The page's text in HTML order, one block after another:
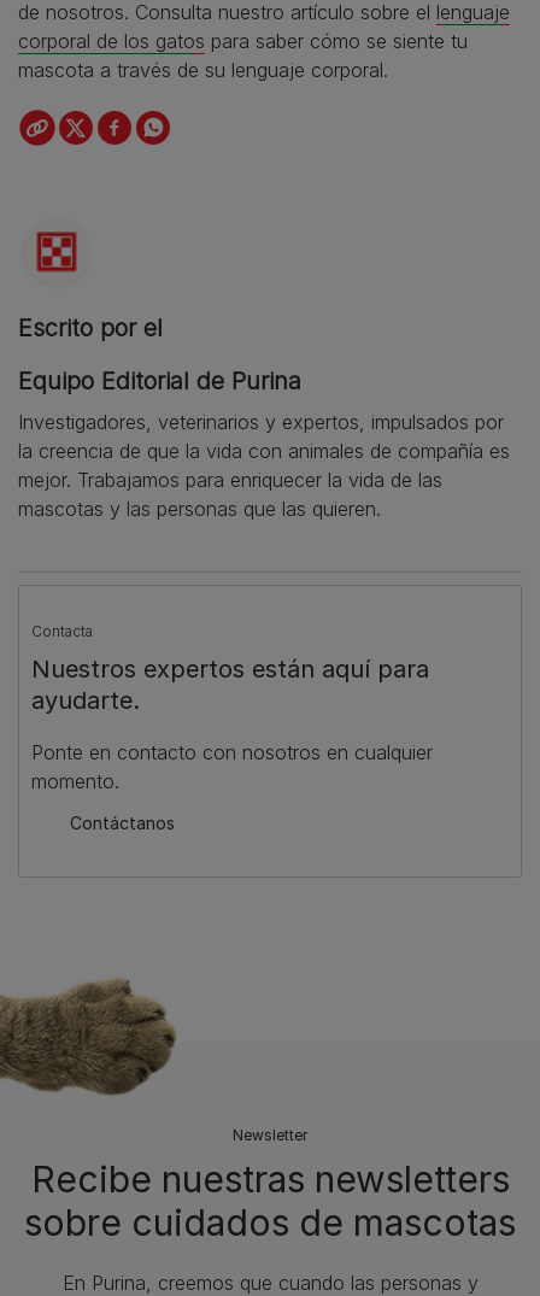
de nosotros. Consulta nuestro artículo sobre el lenguaje
corporal de los gatos para saber cómo se siente tu
mascota a través de su lenguaje corporal.
Escrito por el
Equipo Editorial de Purina
Investigadores, veterinarios y expertos, impulsados por
la creencia de que la vida con animales de compañía es
mejor. Trabajamos para enriquecer la vida de las
mascotas y las personas que las quieren.
Contacta
Nuestros expertos están aquí para
ayudarte.
Ponte en contacto con nosotros en cualquier
momento.
Contáctanos
Newsletter
Recibe nuestras newsletters
sobre cuidados de mascotas​
En Purina, creemos que cuando las personas y